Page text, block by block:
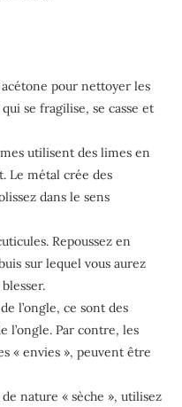
pour nettoyer les
qui se fragilise, se casse et
utilisent des limes en
Le métal crée des
dans le sens
Repoussez en
sur lequel vous aurez
l’ongle, ce sont des
l’ongle. Par contre, les
« envies », peuvent être
de nature « sèche », utilisez